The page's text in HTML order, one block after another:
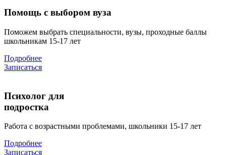
Помощь с выбором вуза
Поможем выбрать специальности, вузы, проходные баллы
школьникам 15-17 лет
Подробнее
Записаться
Психолог для
подростка
Работа с возрастными проблемами, школьники 15-17 лет
Подробнее
Записаться